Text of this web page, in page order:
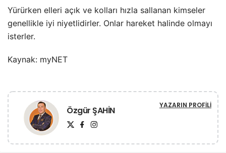
Yürürken elleri açık ve kolları hızla sallanan kimseler
genellikle iyi niyetlidirler. Onlar hareket halinde olmayı
isterler.
Kaynak: myNET
Özgür ŞAHİN YAZARIN PROFILI